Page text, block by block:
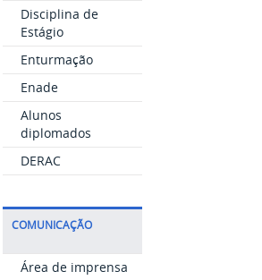
Disciplina de
Estágio
Enturmação
Enade
Alunos
diplomados
DERAC
COMUNICAÇÃO
Área de imprensa